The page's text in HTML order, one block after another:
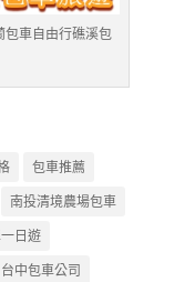
包車自由行礁溪包
包車推薦
南投清境農場包車
日遊
台中包車公司